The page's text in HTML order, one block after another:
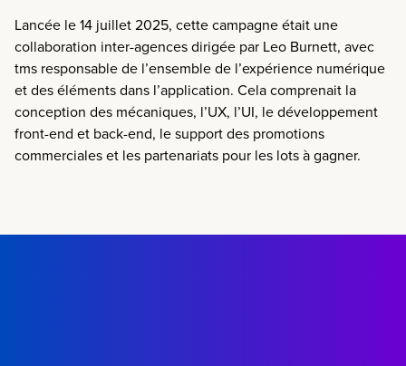
Lancée le 14 juillet 2025, cette campagne était une
collaboration inter-agences dirigée par Leo Burnett, avec
tms responsable de l’ensemble de l’expérience numérique
etdes éléments dans l’application. Cela comprenait la
conception des mécaniques, l’UX, l’UI, le développement
front-end et back-end, le support des promotions
commerciales et les partenariats pour les lots à gagner.